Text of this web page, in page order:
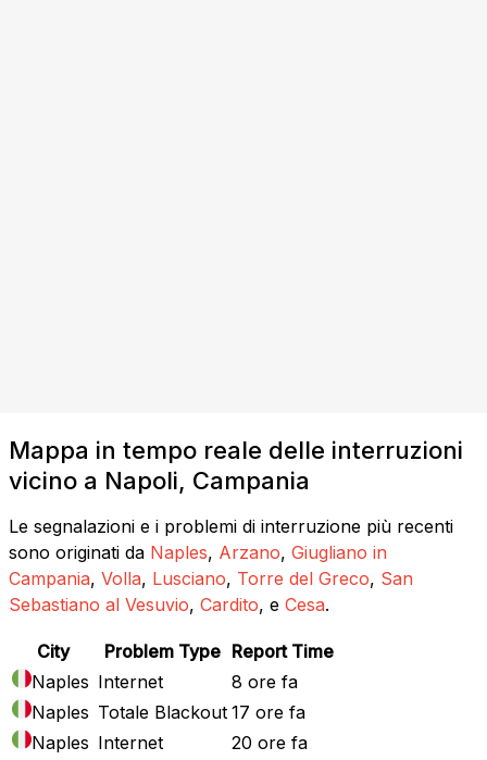
Mappa in tempo reale delle interruzioni
vicino a Napoli, Campania
Le segnalazioni e i problemi di interruzione più recenti
sono originati da Naples, Arzano, Giugliano in
Campania, Volla, Lusciano, Torre del Greco, San
Sebastiano al Vesuvio, Cardito, e Cesa.
City Problem Type Report Time
Naples Internet
8 ore fa
Naples Totale Blackout 17 ore fa
Naples Internet
20 ore fa